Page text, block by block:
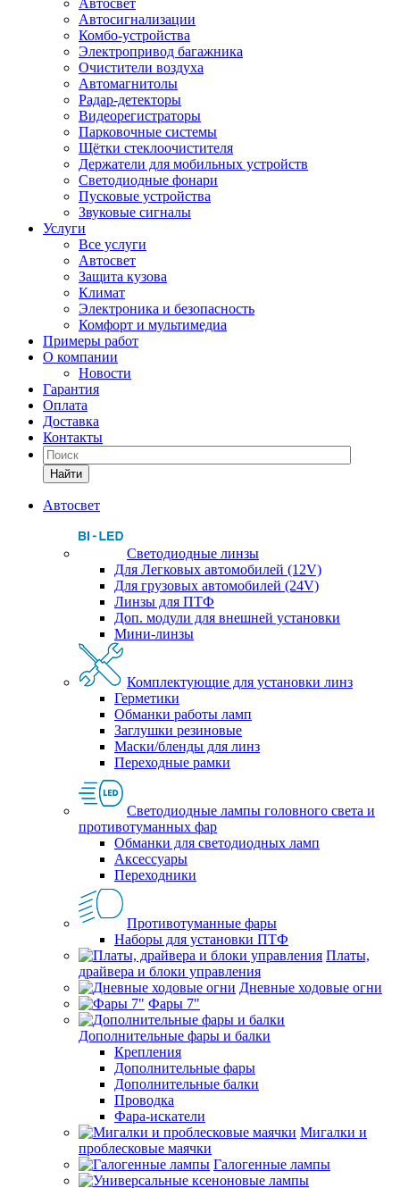
Автосвет
Автосигнализации
Комбо-устройства
Электропривод багажника
Очистители воздуха
Автомагнитолы
Радар-детекторы
Видеорегистраторы
Парковочные системы
Щётки стеклоочистителя
Держатели для мобильных устройств
Светодиодные фонари
Пусковые устройства
Звуковые сигналы
Услуги
Все услуги
Автосвет
Защита кузова
Климат
Электроника и безопасность
Комфорт и мультимедиа
Примеры работ
О компании
Новости
Гарантия
Оплата
Доставка
Контакты
Найти
Автосвет
Светодиодные линзы
Для Легковых автомобилей (12V)
Для грузовых автомобилей (24V)
Линзы для ПТФ
Доп. модули для внешней установки
Мини-линзы
Комплектующие для установки линз
Герметики
Обманки работы ламп
Заглушки резиновые
Маски/бленды для линз
Переходные рамки
Светодиодные лампы головного света и
противотуманных фар
Обманки для светодиодных ламп
Аксессуары
Переходники
Противотуманные фары
Наборы для установки ПТФ
Платы,
драйвера и блоки управления
Дневные ходовые огни
Фары 7"
Дополнительные фары и балки
Крепления
Дополнительные фары
Дополнительные балки
Проводка
Фара-искатели
Мигалки и
проблесковые маячки
Галогенные лампы